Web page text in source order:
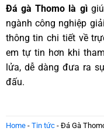
Đá gà Thomo là gì
ngành công nghiệp
thông tin chi tiết về
em tự tin hơn khi
lửa, dễ dàng đưa ra
đấu.
Home- Tin tức- Đá Gà